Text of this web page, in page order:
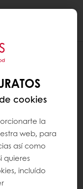
cookies
la
web, para
así como
quieres
incluído